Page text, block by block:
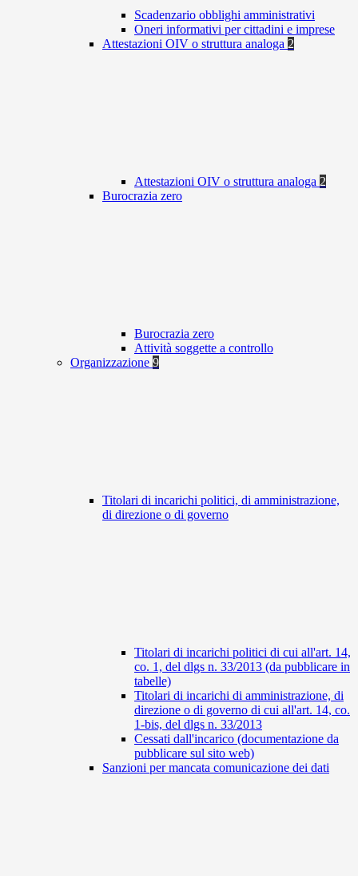
Scadenzario obblighi amministrativi
Oneri informativi per cittadini e imprese
Attestazioni OIV o struttura analoga 2
Attestazioni OIV o struttura analoga 2
Burocrazia zero
Burocrazia zero
Attività soggette a controllo
Organizzazione 9
Titolari di incarichi politici, di amministrazione,
di direzione o di governo
Titolari di incarichi politici di cui all'art. 14,
co. 1, del dlgs n. 33/2013 (da pubblicare in
tabelle)
Titolari di incarichi di amministrazione, di
direzione o di governo di cui all'art. 14, co.
1-bis, del dlgs n. 33/2013
Cessati dall'incarico (documentazione da
pubblicare sul sito web)
Sanzioni per mancata comunicazione dei dati